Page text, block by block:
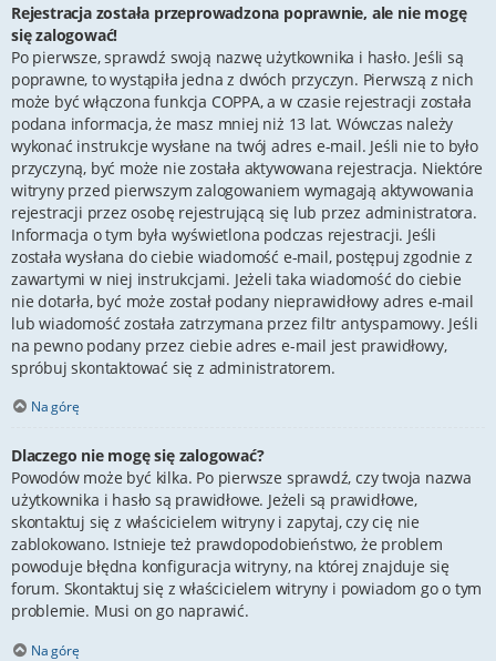
Rejestracja została przeprowadzona poprawnie, ale nie mogę
się zalogować!
Po pierwsze, sprawdź swoją nazwę użytkownika i hasło. Jeśli są
poprawne, to wystąpiła jedna z dwóch przyczyn. Pierwszą z nich
może być włączona funkcja COPPA, a w czasie rejestracji została
podana informacja, że masz mniej niż 13 lat. Wówczas należy
wykonać instrukcje wysłane na twój adres e-mail. Jeśli nie to było
przyczyną, być może nie została aktywowana rejestracja. Niektóre
witryny przed pierwszym zalogowaniem wymagają aktywowania
rejestracji przez osobę rejestrującą się lub przez administratora.
Informacja o tym była wyświetlona podczas rejestracji. Jeśli
została wysłana do ciebie wiadomość e-mail, postępuj zgodnie z
zawartymi w niej instrukcjami. Jeżeli taka wiadomość do ciebie
nie dotarła, być może został podany nieprawidłowy adres e-mail
lub wiadomość została zatrzymana przez filtr antyspamowy. Jeśli
na pewno podany przez ciebie adres e-mail jest prawidłowy,
spróbuj skontaktować się z administratorem.
Na górę
Dlaczego nie mogę się zalogować?
Powodów może być kilka. Po pierwsze sprawdź, czy twoja nazwa
użytkownika i hasło są prawidłowe. Jeżeli są prawidłowe,
skontaktuj się z właścicielem witryny i zapytaj, czy cię nie
zablokowano. Istnieje też prawdopodobieństwo, że problem
powoduje błędna konfiguracja witryny, na której znajduje się
forum. Skontaktuj się z właścicielem witryny i powiadom go o tym
problemie. Musi on go naprawić.
Na górę